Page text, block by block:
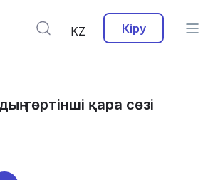
KZ Кіру
төртінші қара сөзі